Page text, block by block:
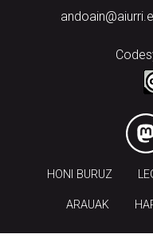
HONI BURUZ
ARAUAK